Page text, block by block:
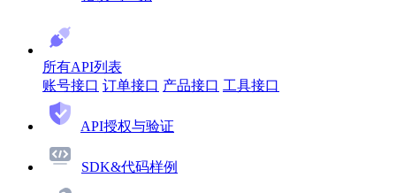
所有API列表
账号接口 订单接口 产品接口 工具接口
API授权与验证
SDK&代码样例